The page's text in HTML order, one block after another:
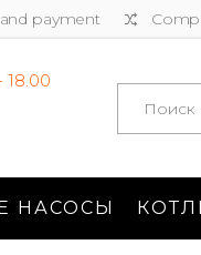
payment
18.00 Search
НАСОСЫ